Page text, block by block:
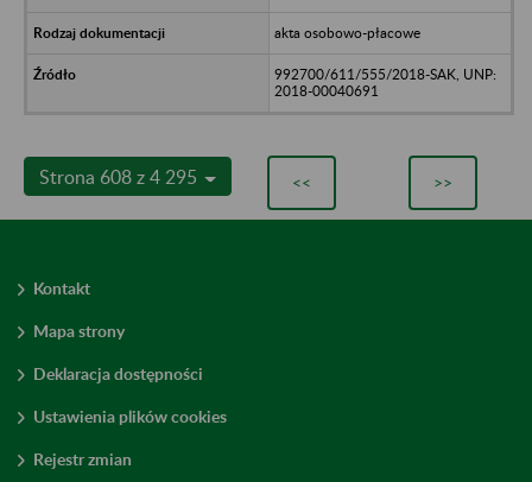
akta osobowo-płacowe
992700/611/555/2018-SAK, UNP:
2018-00040691
Strona 608 z 4 295 << >>
Kontakt
Mapa strony
Deklaracja dostępności
Ustawienia plików cookies
Rejestr zmian